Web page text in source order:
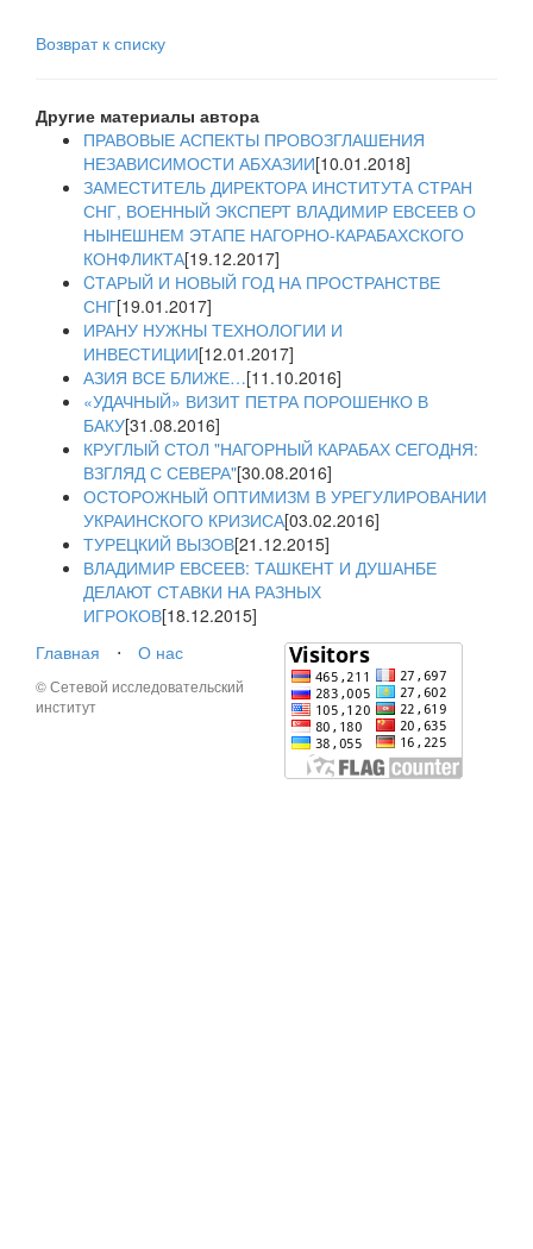
Возврат к списку
Другие материалы автора
ПРАВОВЫЕ АСПЕКТЫ ПРОВОЗГЛАШЕНИЯ
НЕЗАВИСИМОСТИ АБХАЗИИ[10.01.2018]
ЗАМЕСТИТЕЛЬ ДИРЕКТОРА ИНСТИТУТА СТРАН
СНГ, ВОЕННЫЙ ЭКСПЕРТ ВЛАДИМИР ЕВСЕЕВ О
НЫНЕШНЕМ ЭТАПЕ НАГОРНО-КАРАБАХСКОГО
КОНФЛИКТА[19.12.2017]
CТАРЫЙ И НОВЫЙ ГОД НА ПРОСТРАНСТВЕ
СНГ[19.01.2017]
ИРАНУ НУЖНЫ ТЕХНОЛОГИИ И
ИНВЕСТИЦИИ[12.01.2017]
АЗИЯ ВСЕ БЛИЖЕ…[11.10.2016]
«УДАЧНЫЙ» ВИЗИТ ПЕТРА ПОРОШЕНКО В
БАКУ[31.08.2016]
КРУГЛЫЙ СТОЛ "НАГОРНЫЙ КАРАБАХ СЕГОДНЯ:
ВЗГЛЯД С СЕВЕРА"[30.08.2016]
ОСТОРОЖНЫЙ ОПТИМИЗМ В УРЕГУЛИРОВАНИИ
УКРАИНСКОГО КРИЗИСА[03.02.2016]
ТУРЕЦКИЙ ВЫЗОВ[21.12.2015]
ВЛАДИМИР ЕВСЕЕВ: ТАШКЕНТ И ДУШАНБЕ
ДЕЛАЮТ СТАВКИ НА РАЗНЫХ
ИГРОКОВ[18.12.2015]
Главная
⋅ О нас
© Сетевой исследовательский
институт